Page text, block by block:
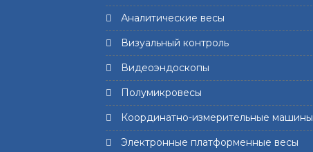
Аналитические весы
Визуальный контроль
Видеоэндоскопы
Полумикровесы
Координатно-измерительные машины
Электронные платформенные весы